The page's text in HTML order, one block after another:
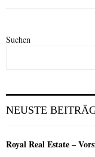
Suchen
NEUSTE
Royal Real Estate –